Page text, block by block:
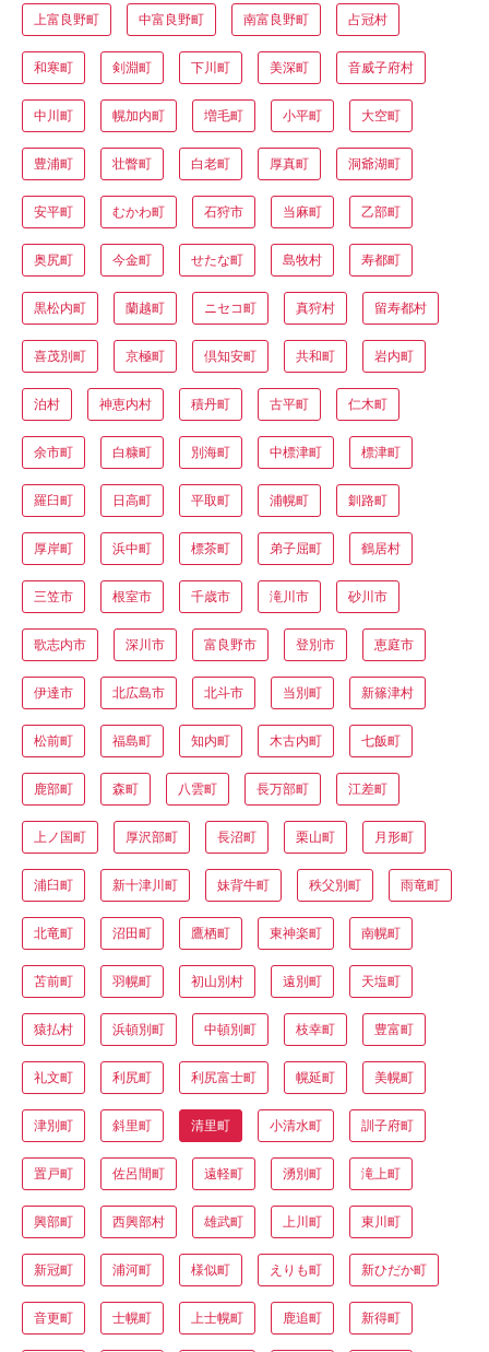
上富良野町 中富良野町 南富良野町 占冠村
和寒町 剣淵町 下川町 美深町 音威子府村
中川町 幌加内町 増毛町 小平町 大空町
豊浦町 壮瞥町 白老町 厚真町 洞爺湖町
安平町 むかわ町 石狩市 当麻町 乙部町
奥尻町 今金町 せたな町 島牧村 寿都町
黒松内町 蘭越町 ニセコ町 真狩村 留寿都村
喜茂別町 京極町 倶知安町 共和町 岩内町
泊村 神恵内村 積丹町 古平町 仁木町
余市町 白糠町 別海町 中標津町 標津町
羅臼町 日高町 平取町 浦幌町 釧路町
厚岸町 浜中町 標茶町 弟子屈町 鶴居村
三笠市 根室市 千歳市 滝川市 砂川市
歌志内市 深川市 富良野市 登別市 恵庭市
伊達市 北広島市 北斗市 当別町 新篠津村
松前町 福島町 知内町 木古内町 七飯町
鹿部町 森町 八雲町 長万部町 江差町
上ノ国町 厚沢部町 長沼町 栗山町 月形町
浦臼町 新十津川町 妹背牛町 秩父別町 雨竜町
北竜町 沼田町 鷹栖町 東神楽町 南幌町
苫前町 羽幌町 初山別村 遠別町 天塩町
猿払村 浜頓別町 中頓別町 枝幸町 豊富町
礼文町 利尻町 利尻富士町 幌延町 美幌町
津別町 斜里町 清里町 小清水町 訓子府町
置戸町 佐呂間町 遠軽町 湧別町 滝上町
興部町 西興部村 雄武町 上川町 東川町
新冠町 浦河町 様似町 えりも町 新ひだか町
音更町 士幌町 上士幌町 鹿追町 新得町